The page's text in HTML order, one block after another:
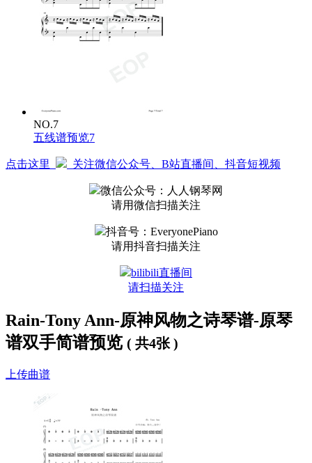
NO.7
五线谱预览7
点击这里 关注微信公众号、B站直播间、抖音短视频
微信公众号：人人钢琴网
请用微信扫描关注
抖音号：EveryonePiano
请用抖音扫描关注
bilibili直播间
请扫描关注
Rain-Tony Ann-原神风物之诗琴谱-原琴
谱双手简谱预览 ( 共4张 )
上传曲谱